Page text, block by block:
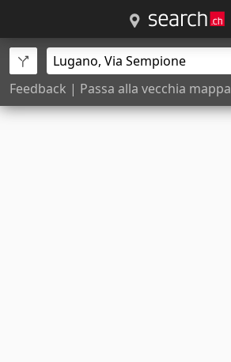
Feedback | Passa alla vecchia mappa